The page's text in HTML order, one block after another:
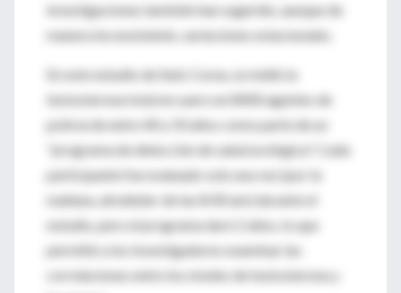
investigaciones también han sugerido, aunque de
manera inconsistente, variaciones estacionales.
En este estudio de Seúl, Corea, se midió la
testosterona total en suero en 8400 agentes de
policía de entre 40 y 50 años como parte de un
"programa de detección de salud urológica". Cada
participante fue evaluado solo una vez (por la
mañana, alrededor de las 8:00 am) durante el
estudio, pero el programa duró 2 años, lo que
permitió a los investigadores examinar las
correlaciones entre los niveles de testosterona y